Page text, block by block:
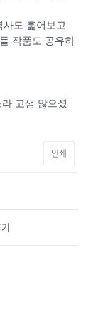
사도 훑어보고
작품도 공유하
고생 많으셨
인쇄